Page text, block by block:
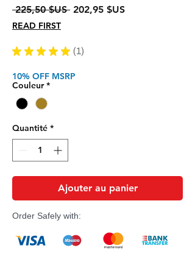
225,50 $US Prix
202,95 $USPrix
READ FIRST
★ ★ ★ ★ ★ 1
1
10% OFF MSRP
Couleur *
Quantité *
Ajouter au panier
Order Safely with: